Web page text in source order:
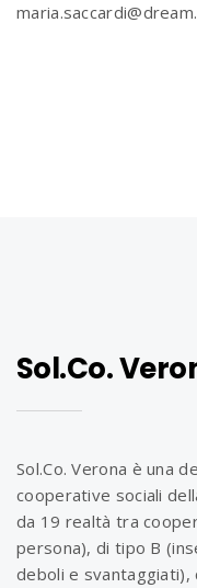
Sol.Co.
Sol.Co. Verona è una
cooperative sociali
da 19 realtà tra
persona), di tipo B
deboli e